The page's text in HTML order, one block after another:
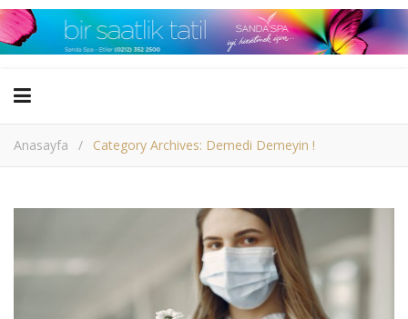
Anasayfa / Category Archives: Demedi Demeyin !